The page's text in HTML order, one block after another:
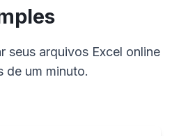
seus arquivos Excel online
de um minuto.